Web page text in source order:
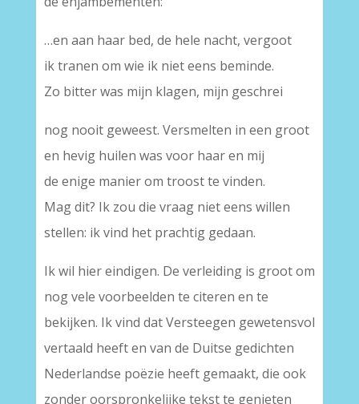
…en aan haar bed, de hele nacht, vergoot
ik tranen om wie ik niet eens beminde.
Zo bitter was mijn klagen, mijn geschrei
nog nooit geweest. Versmelten in een groot
en hevig huilen was voor haar en mij
de enige manier om troost te vinden.
Mag dit? Ik zou die vraag niet eens willen
stellen: ik vind het prachtig gedaan.
Ik wil hier eindigen. De verleiding is groot om
nog vele voorbeelden te citeren en te
bekijken. Ik vind dat Versteegen gewetensvol
vertaald heeft en van de Duitse gedichten
Nederlandse poëzie heeft gemaakt, die ook
zonder oorspronkelijke tekst te genieten